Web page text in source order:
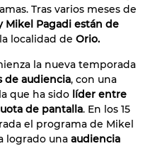
Tras varios meses de
Mikel Pagadi están de
localidad de Orio.
la nueva temporada
de audiencia, con una
que ha sido líder entre
de pantalla. En los 15
el programa de Mikel
logrado una audiencia